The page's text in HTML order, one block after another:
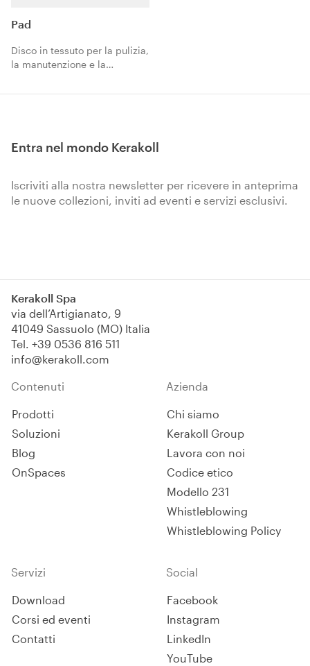
Pad
Disco in tessuto per la pulizia,
la manutenzione e la
Entra nel mondo Kerakoll
Iscriviti alla nostra newsletter per ricevere in anteprima
le nuove collezioni, inviti ad eventi e servizi esclusivi.
Kerakoll Spa
via dell’Artigianato, 9
41049 Sassuolo (MO) Italia
Tel. +39 0536 816 511
info@kerakoll.com
Contenuti
Prodotti
Soluzioni
Blog
OnSpaces
Azienda
Chi siamo
Kerakoll Group
Lavora con noi
Codice etico
Modello 231
Whistleblowing
Whistleblowing Policy
Servizi
Download
Corsi ed eventi
Contatti
Social
Facebook
Instagram
LinkedIn
YouTube